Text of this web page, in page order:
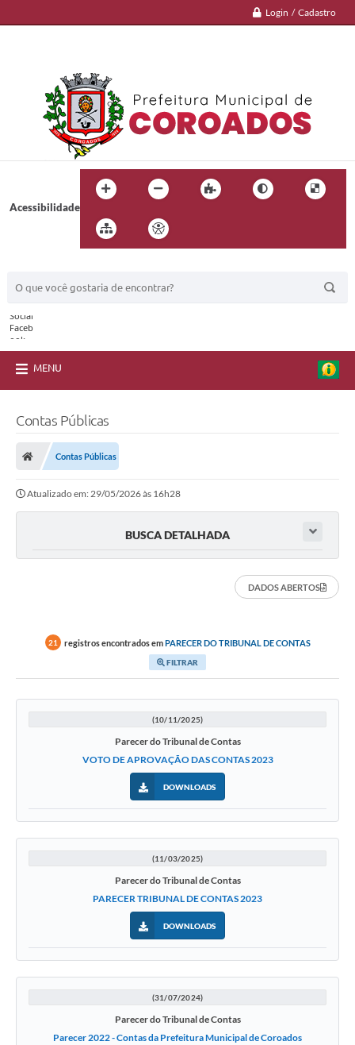
Login / Cadastro
Acessibilidade
MENU
Contas Públicas
Contas Públicas
Atualizado em: 29/05/2026 às 16h28
BUSCA DETALHADA
DADOS ABERTOS
21 registros encontrados emPARECER DO TRIBUNAL DE CONTAS
FILTRAR
(10/11/2025)
Parecer do Tribunal de Contas
VOTO DE APROVAÇÃO DAS CONTAS 2023
DOWNLOADS
(11/03/2025)
Parecer do Tribunal de Contas
PARECER TRIBUNAL DE CONTAS 2023
DOWNLOADS
(31/07/2024)
Parecer do Tribunal de Contas
Parecer 2022 - Contas da Prefeitura Municipal de Coroados